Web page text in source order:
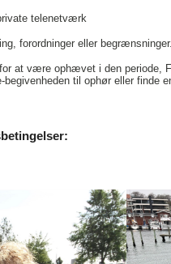
telenetværk
forordninger eller begrænsninger.
at være ophævet i den periode,
til ophør eller